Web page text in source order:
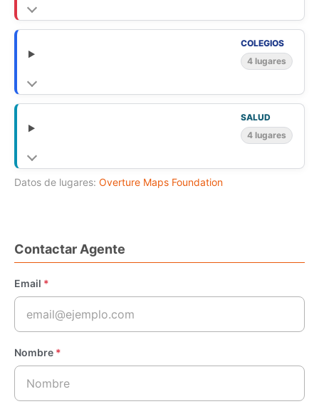
COLEGIOS
4 lugares
SALUD
4 lugares
Datos de lugares: Overture Maps Foundation
Contactar Agente
Email *
Nombre *